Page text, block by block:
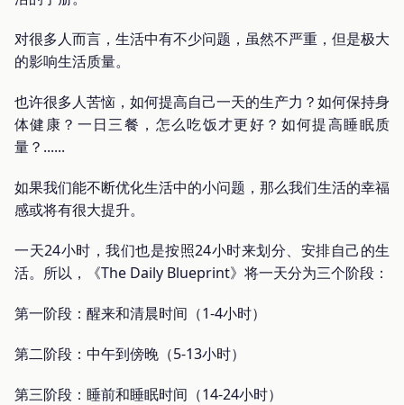
对很多人而言，生活中有不少问题，虽然不严重，但是极大
的影响生活质量。
也许很多人苦恼，如何提高自己一天的生产力？如何保持身
体健康？一日三餐，怎么吃饭才更好？如何提高睡眠质
量？......
如果我们能不断优化生活中的小问题，那么我们生活的幸福
感或将有很大提升。
一天24小时，我们也是按照24小时来划分、安排自己的生
活。所以，《The Daily Blueprint》将一天分为三个阶段：
第一阶段：醒来和清晨时间（1-4小时）
第二阶段：中午到傍晚（5-13小时）
第三阶段：睡前和睡眠时间（14-24小时）